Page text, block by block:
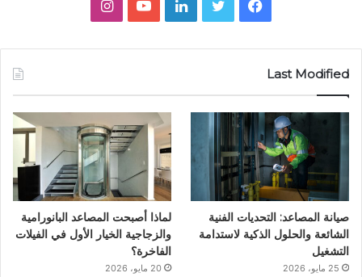
ب
و
ك
ت
ر
ك
د
إ
ن
ي
و
ت
ق
ر
ا
م
Last Modified
صيانة المصاعد: التحديات الفنية
الشائعة والحلول الذكية لاستدامة
التشغيل
25 مايو، 2026
لماذا أصبحت المصاعد البانورامية
والزجاجية الخيار الأول في الفيلات
الفاخرة؟
20 مايو، 2026